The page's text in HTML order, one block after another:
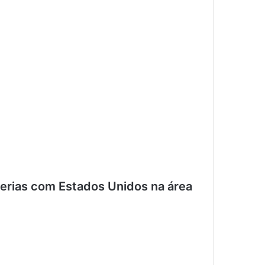
com Estados Unidos na área